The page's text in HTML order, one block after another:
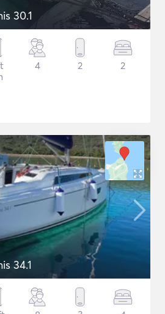
30.1
4 2 2
34.1